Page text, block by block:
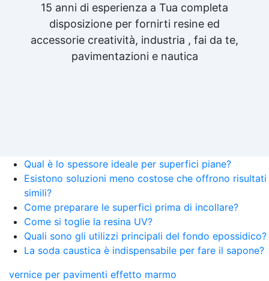
15 anni di esperienza a Tua completa
disposizione per fornirti resine ed
accessorie creatività, industria , fai da te,
pavimentazioni e nautica
Qual è lo spessore ideale per superfici piane?
Esistono soluzioni meno costose che offrono risultati
simili?
Come preparare le superfici prima di incollare?
Come si toglie la resina UV?
Quali sono gli utilizzi principali del fondo epossidico?
La soda caustica è indispensabile per fare il sapone?
vernice per pavimenti effetto marmo